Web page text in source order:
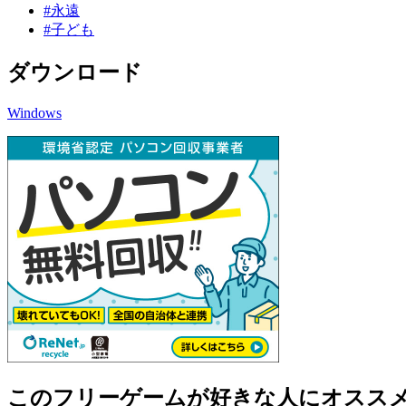
#永遠
#子ども
ダウンロード
Windows
このフリーゲームが好きな人にオスス